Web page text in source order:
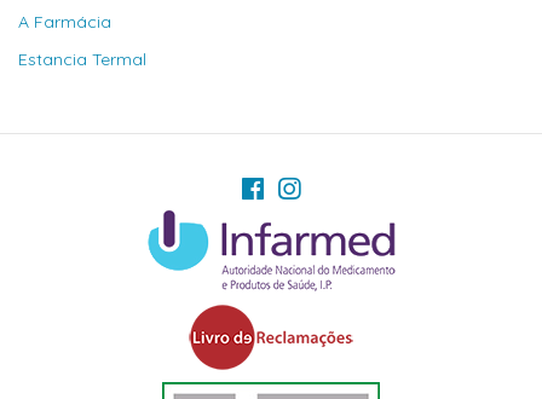
A Farmácia
Estancia Termal